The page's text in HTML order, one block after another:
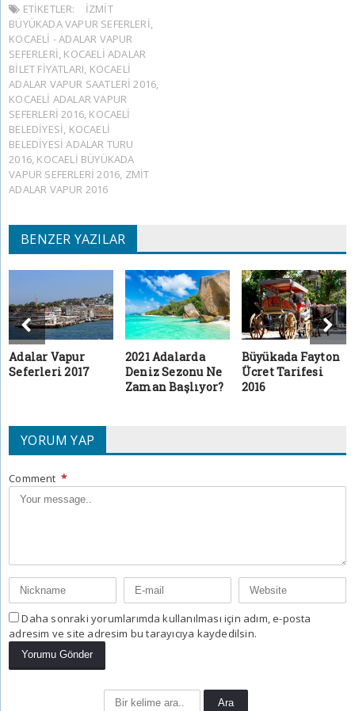
ETIKETLER:
IZMIT
BÜYÜKADA VAPUR SEFERLERI,
KOCAELI - ADALAR VAPUR
SEFERLERI, KOCAELI ADALAR
BILET FIYATLARI, KOCAELI
ADALAR VAPUR SAATLERI 2016,
KOCAELI ADALAR VAPUR
SEFERLERI 2016, KOCAELI
BELEDIYESI, KOCAELI
BELEDIYESI ADALAR TURU
2016, KOCAELI BÜYÜKADA
VAPUR SEFERLERI 2016, ZMIT
ADALAR VAPUR 2016
BENZER YAZILAR
Adalar Vapur
Seferleri 2017
2021 Adalarda
Deniz Sezonu Ne
Zaman Başlıyor?
Büyükada Fayton
Ücret Tarifesi
2016
YORUM YAP
Comment *
Daha sonraki yorumlarımda kullanılması için adım, e-posta
adresim ve site adresim bu tarayıcıya kaydedilsin.